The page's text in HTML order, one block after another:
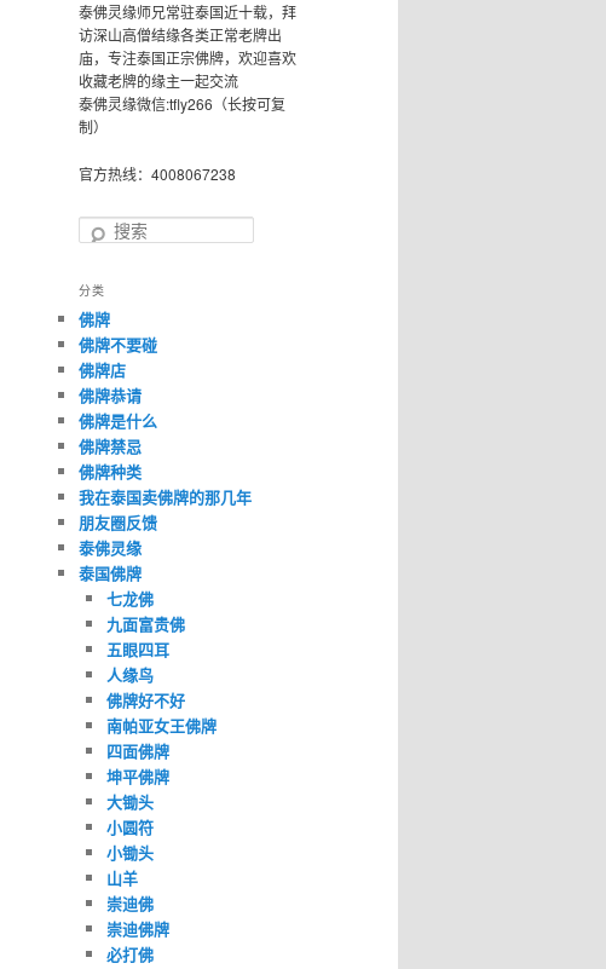
泰佛灵缘师兄常驻泰国近十载，拜
访深山高僧结缘各类正常老牌出
庙，专注泰国正宗佛牌，欢迎喜欢
收藏老牌的缘主一起交流
泰佛灵缘微信:tfly266（长按可复
制）
官方热线：4008067238
搜
分类
佛牌
佛牌不要碰
佛牌店
佛牌恭请
佛牌是什么
佛牌禁忌
佛牌种类
我在泰国卖佛牌的那几年
朋友圈反馈
泰佛灵缘
泰国佛牌
七龙佛
九面富贵佛
五眼四耳
人缘鸟
佛牌好不好
南帕亚女王佛牌
四面佛牌
坤平佛牌
大锄头
小圆符
小锄头
山羊
崇迪佛
崇迪佛牌
必打佛